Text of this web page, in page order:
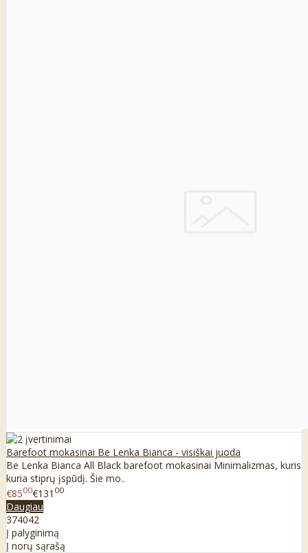
Barefoot mokasinai Be Lenka Bianca - visiškai juoda
Be Lenka Bianca All Black barefoot mokasinai Minimalizmas, kuris
kuria stiprų įspūdį. Šie mo..
€8500€131 00
Daugiau
374042
Į palyginimą
Į norų sąrašą